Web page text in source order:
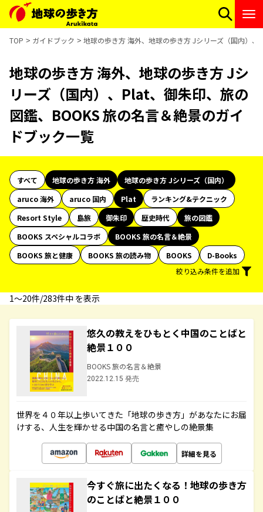
TOP ガイドブック 地球の歩き方 海外、地球の歩き方 Jシリーズ（国内）
地球の歩き方 海外、地球の歩き方 Jシ
リーズ（国内）、Plat、御朱印、旅の
図鑑、BOOKS 旅の名言＆絶景のガイ
ドブック一覧
すべて 地球の歩き方 海外
地球の歩き方 Jシリーズ（国内）
aruco 海外
aruco 国内 Plat
ランキング&テクニック
Resort Style
島旅 御朱印 歴史時代
旅の図鑑
BOOKS スペシャルコラボ
BOOKS 旅の名言＆絶景
BOOKS 旅と健康
BOOKS 旅の読み物 BOOKS
D-Books
絞り込み条件を追加
1〜20件/283件中 を表示
悠久の教えをひもとく中国のことばと
絶景１００
BOOKS 旅の名言＆絶景
2022.12.15 発売
世界を４０年以上歩いてきた「地球の歩き方」があなたにお届
けする、人生を輝かせる中国の名言と癒やしの絶景集
詳細を見る
今すぐ旅に出たくなる！地球の歩き方
のことばと絶景１００